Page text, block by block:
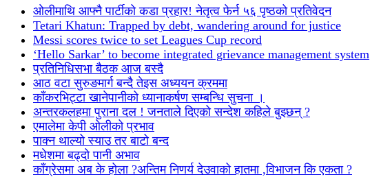
ओलीमाथि आफ्नै पार्टीको कडा प्रहार! नेतृत्व फेर्न ५६ पृष्ठको प्रतिवेदन
Tetari Khatun: Trapped by debt, wandering around for justice
Messi scores twice to set Leagues Cup record
‘Hello Sarkar’ to become integrated grievance management system
प्रतिनिधिसभा बैठक आज बस्दै
आठ वटा सुरुङमार्ग बन्दै तेइस अध्ययन क्रममा
काँकरभिट्टा खानेपानीको ध्यानाकर्षण सम्बन्धि सुचना ।
अन्तरकलहमा पुराना दल ! जनताले दिएको सन्देश कहिले बुझ्छन् ?
एमालेमा केपी ओलीको प्रभाव
पाक्न थाल्यो स्याउ तर बाटो बन्द
मधेशमा बढ्दो पानी अभाव
काँग्रेसमा अब के होला ?अन्तिम निणर्य देउवाको हातमा ,विभाजन कि एकता ?